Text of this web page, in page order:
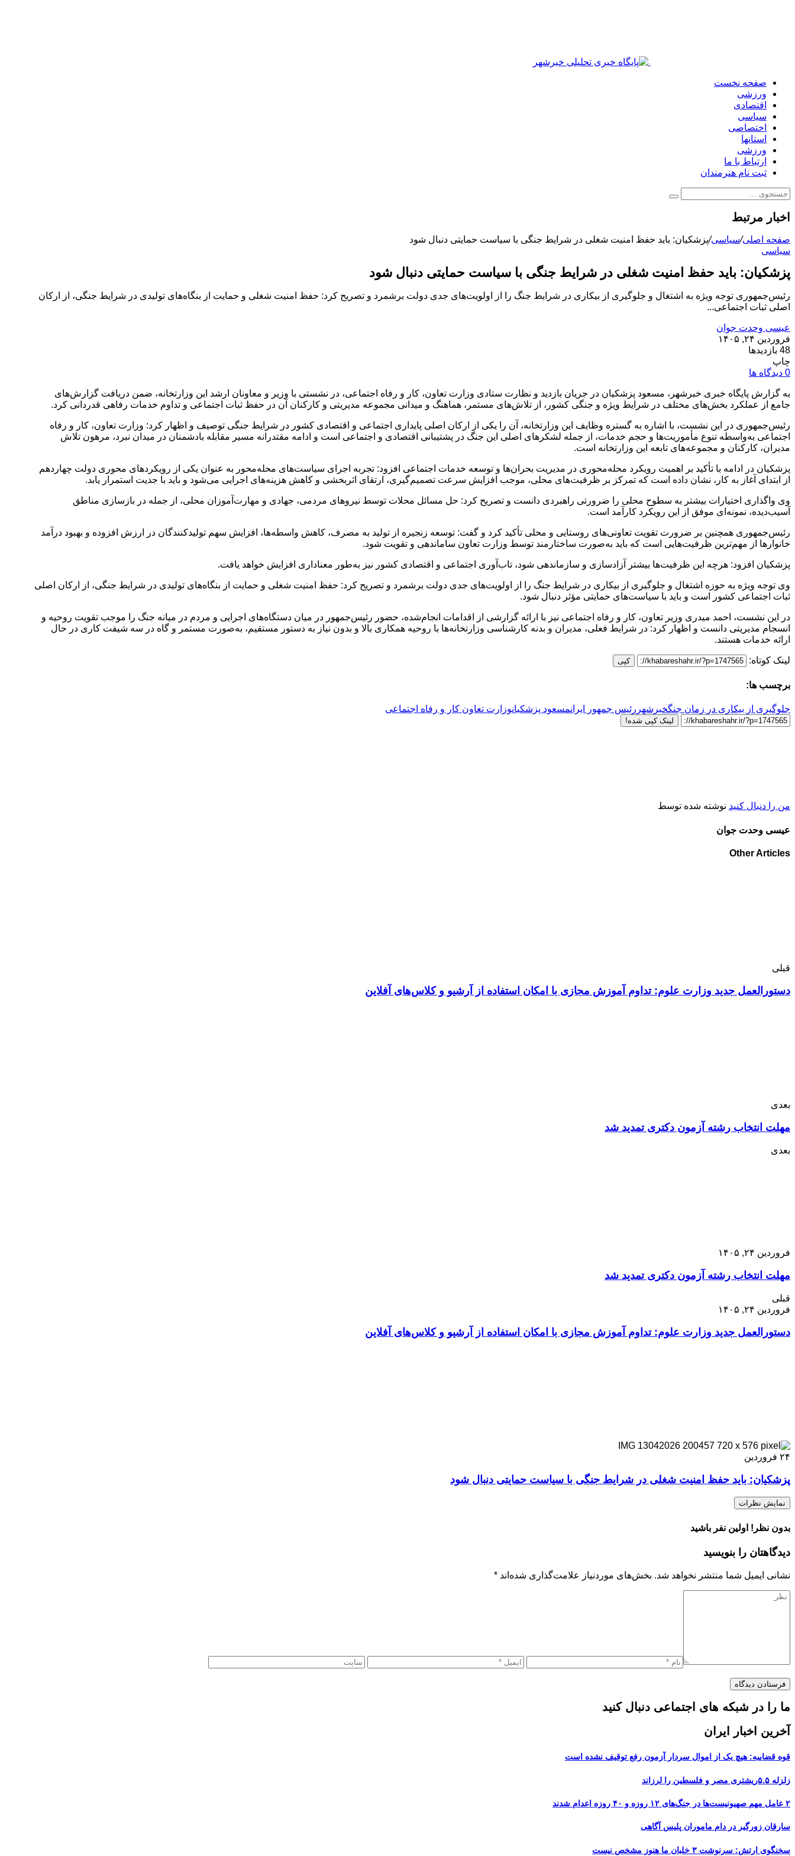
صفحه نخست
ورزشی
اقتصادی
سیاسی
اختصاصی
استانها
ورزشی
ارتباط با ما
ثبت نام هنرمندان
اخبار مرتبط
صفحه اصلی/سیاسی/پزشکیان: باید حفظ امنیت شغلی در شرایط جنگی با سیاست‌ حمایتی دنبال شود
سیاسی
پزشکیان: باید حفظ امنیت شغلی در شرایط جنگی با سیاست‌ حمایتی دنبال شود
رئیس‌جمهوری توجه ویژه به اشتغال و جلوگیری از بیکاری در شرایط جنگ را از اولویت‌های جدی دولت برشمرد و تصریح کرد: حفظ امنیت شغلی و حمایت از بنگاه‌های تولیدی در شرایط جنگی، از ارکان
اصلی ثبات اجتماعی...
عیسی وحدت جوان
فروردین ۲۴, ۱۴۰۵
48 بازدیدها
چاپ
0 دیدگاه ها
به گزارش پایگاه خبری خبرشهر، مسعود پزشکیان در جریان بازدید و نظارت ستادی وزارت تعاون، کار و رفاه اجتماعی، در نشستی با وزیر و معاونان ارشد این وزارتخانه، ضمن دریافت گزارش‌های
جامع از عملکرد بخش‌های مختلف در شرایط ویژه و جنگی کشور، از تلاش‌های مستمر، هماهنگ و میدانی مجموعه مدیریتی و کارکنان آن در حفظ ثبات اجتماعی و تداوم خدمات رفاهی قدردانی کرد.
رئیس‌جمهوری در این نشست، با اشاره به گستره وظایف این وزارتخانه، آن را یکی از ارکان اصلی پایداری اجتماعی و اقتصادی کشور در شرایط جنگی توصیف و اظهار کرد: وزارت تعاون، کار و رفاه
اجتماعی به‌واسطه تنوع مأموریت‌ها و حجم خدمات، از جمله لشکرهای اصلی این جنگ در پشتیبانی اقتصادی و اجتماعی است و ادامه مقتدرانه مسیر مقابله بادشمنان در میدان نبرد، مرهون تلاش
مدیران، کارکنان و مجموعه‌های تابعه این وزارتخانه است.
پزشکیان در ادامه با تأکید بر اهمیت رویکرد محله‌محوری در مدیریت بحران‌ها و توسعه خدمات اجتماعی افزود: تجربه اجرای سیاست‌های محله‌محور به عنوان یکی از رویکردهای محوری دولت چهاردهم
از ابتدای آغاز به کار، نشان داده است که تمرکز بر ظرفیت‌های محلی، موجب افزایش سرعت تصمیم‌گیری، ارتقای اثربخشی و کاهش هزینه‌های اجرایی می‌شود و باید با جدیت استمرار یابد.
وی واگذاری اختیارات بیشتر به سطوح محلی را ضرورتی راهبردی دانست و تصریح کرد: حل مسائل محلات توسط نیروهای مردمی، جهادی و مهارت‌آموزان محلی، از جمله در بازسازی مناطق
آسیب‌دیده، نمونه‌ای موفق از این رویکرد کارآمد است.
رئیس‌جمهوری همچنین بر ضرورت تقویت تعاونی‌های روستایی و محلی تأکید کرد و گفت: توسعه زنجیره از تولید به مصرف، کاهش واسطه‌ها، افزایش سهم تولیدکنندگان در ارزش افزوده و بهبود درآمد
خانوارها از مهم‌ترین ظرفیت‌هایی است که باید به‌صورت ساختارمند توسط وزارت تعاون ساماندهی و تقویت شود.
پزشکیان افزود: هرچه این ظرفیت‌ها بیشتر آزادسازی و سازماندهی شود، تاب‌آوری اجتماعی و اقتصادی کشور نیز به‌طور معناداری افزایش خواهد یافت.
وی توجه ویژه به حوزه اشتغال و جلوگیری از بیکاری در شرایط جنگ را از اولویت‌های جدی دولت برشمرد و تصریح کرد: حفظ امنیت شغلی و حمایت از بنگاه‌های تولیدی در شرایط جنگی، از ارکان اصلی
ثبات اجتماعی کشور است و باید با سیاست‌های حمایتی مؤثر دنبال شود.
در این نشست، احمد میدری وزیر تعاون، کار و رفاه اجتماعی نیز با ارائه گزارشی از اقدامات انجام‌شده، حضور رئیس‌جمهور در میان دستگاه‌های اجرایی و مردم در میانه جنگ را موجب تقویت روحیه و
انسجام مدیریتی دانست و اظهار کرد: در شرایط فعلی، مدیران و بدنه کارشناسی وزارتخانه‌ها با روحیه همکاری بالا و بدون نیاز به دستور مستقیم، به‌صورت مستمر و گاه در سه شیفت کاری در حال
ارائه خدمات هستند.
لینک کوتاه: کپی
برچسب ها:
جلوگیری از بیکاری در زمان جنگخبرشهر رئیس جمهور ایرانمسعود پزشکیانوزارت تعاون کار و رفاه اجتماعی
لینک کپی شده!
من را دنبال کنید نوشته شده توسط
عیسی وحدت جوان
Other Articles
قبلی
دستورالعمل جدید وزارت علوم: تداوم آموزش مجازی با امکان استفاده از آرشیو و کلاس‌های آفلاین
بعدی
مهلت انتخاب رشته آزمون دکتری تمدید شد
بعدی
فروردین ۲۴, ۱۴۰۵
مهلت انتخاب رشته آزمون دکتری تمدید شد
قبلی
فروردین ۲۴, ۱۴۰۵
دستورالعمل جدید وزارت علوم: تداوم آموزش مجازی با امکان استفاده از آرشیو و کلاس‌های آفلاین
۲۴ فروردین
پزشکیان: باید حفظ امنیت شغلی در شرایط جنگی با سیاست‌ حمایتی دنبال شود
نمایش نظرات
بدون نظر! اولین نفر باشید
دیدگاهتان را بنویسید
نشانی ایمیل شما منتشر نخواهد شد. بخش‌های موردنیاز علامت‌گذاری شده‌اند *
ما را در شبکه های اجتماعی دنبال کنید
آخرین اخبار ایران
قوه قضاییه: هیچ یک از اموال سردار آزمون رفع توقیف نشده است
زلزله ۵.۵ریشتری مصر و فلسطین را لرزاند
۲ عامل مهم صهیونیست‌ها در جنگ‌های ۱۲ روزه و ۴۰ روزه اعدام شدند
سارقان زورگیر در دام ماموران پلیس آگاهی
سخنگوی ارتش: سرنوشت ۳ خلبان ما هنوز مشخص نیست